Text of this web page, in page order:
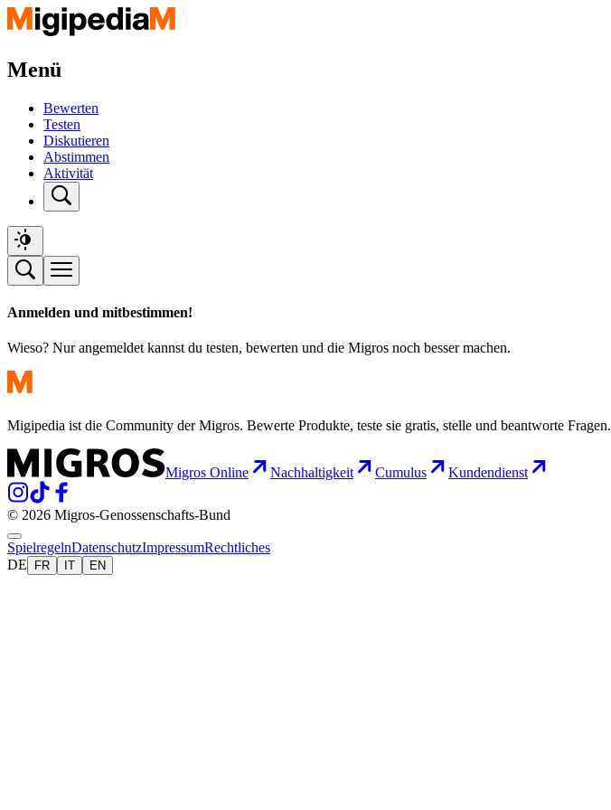
Menü
Bewerten
Testen
Diskutieren
Abstimmen
Aktivität
Anmelden und mitbestimmen!
Wieso? Nur angemeldet kannst du testen, bewerten und die Migros noch besser machen.
Migipedia ist die Community der Migros. Bewerte Produkte, teste sie gratis, stelle und beantworte
Migros Online Nachhaltigkeit Cumulus Kundendienst
© 2026 Migros-Genossenschafts-Bund
SpielregelnDatenschutzImpressumRechtliches
DE
FR IT EN